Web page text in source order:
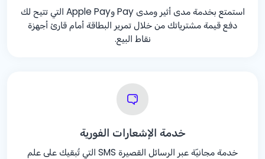
استمتع بخدمة مدى أثير ومدى Pay وApple Pay التي تتيح لك
دفع قيمة مشترياتك من خلال تمرير البطاقة أمام قارئ أجهزة
نقاط البيع.
خدمة الإشعارات الفورية
خدمة مجانيّة عبر الرسائل القصيرة SMS التي تُبقيك على علم